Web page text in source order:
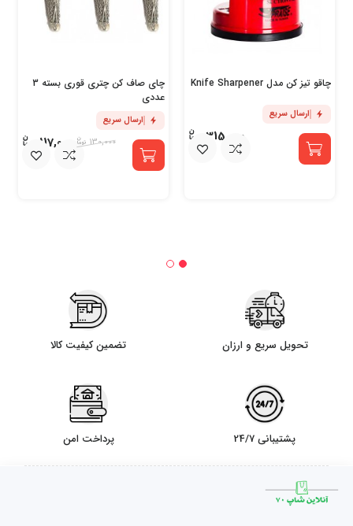
چاقو تیز کن مدل Knife Sharpener
ارسال سریع
315,000
چای صاف کن چتری قوری بسته 3
عددی
ارسال سریع
130,000
117,000
تحویل سریع و ارزان تضمین کیفیت کالا
پشتیبانی 24/7 پرداخت امن